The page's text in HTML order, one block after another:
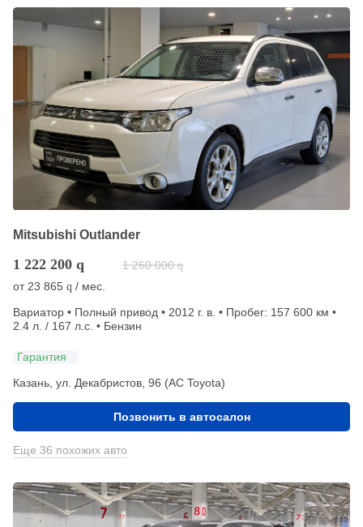
Mitsubishi Outlander
1 222 200 q 1 260 000 q
от 23 865 q / мес.
Вариатор • Полный привод • 2012 г. в. • Пробег: 157 600 км •
2.4 л. / 167 л.с. • Бензин
Гарантия
Казань, ул. Декабристов, 96 (АС Toyota)
Позвонить в автосалон
Еще 36 похожих авто